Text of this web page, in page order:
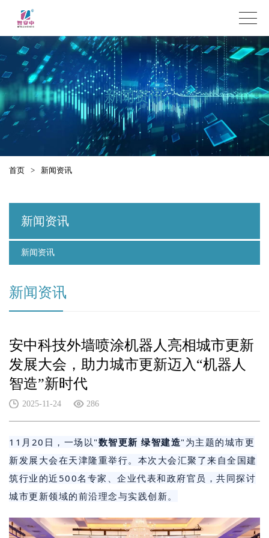
新闻资讯
首页 > 新闻资讯
新闻资讯
新闻资讯
新闻资讯
安中科技外墙喷涂机器人亮相城市更新
发展大会，助力城市更新迈入“机器人
智造”新时代
2025-11-24 286
11月20日，一场以"数智更新 绿智建造"为主题的城市更
新发展大会在天津隆重举行。本次大会汇聚了来自全国建
筑行业的近500名专家、企业代表和政府官员，共同探讨
城市更新领域的前沿理念与实践创新。